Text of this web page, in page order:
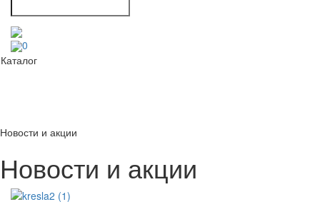
0
Каталог
Новости и акции
Новости и акции